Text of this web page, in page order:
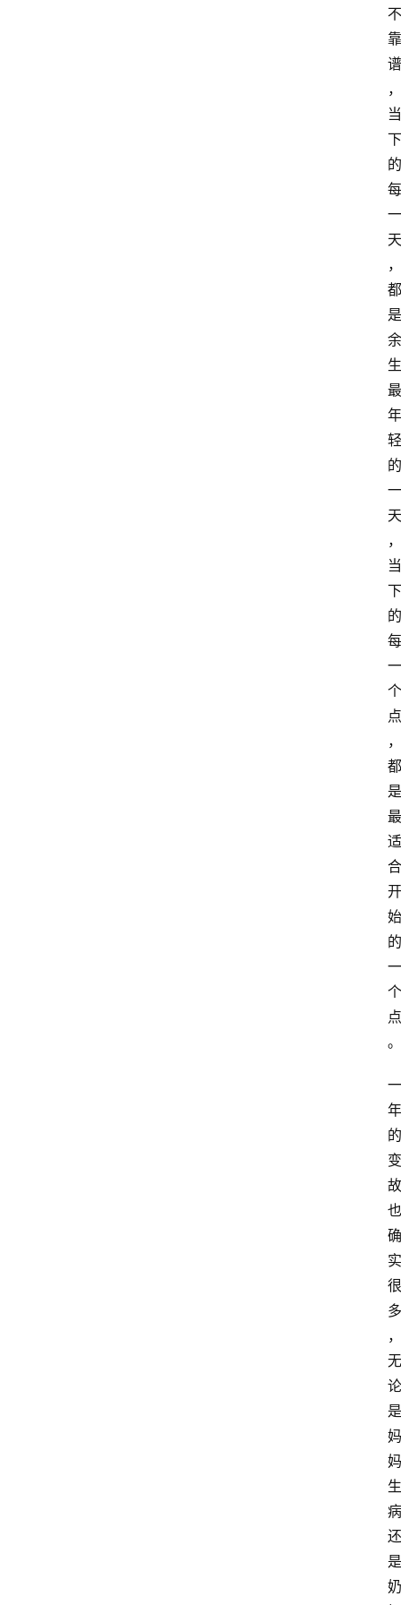
不
靠
谱
，
当
下
的
每
一
天
，
都
是
余
生
最
年
轻
的
一
天
，
当
下
的
每
一
个
点
，
都
是
最
适
合
开
始
的
一
个
点
。
一
年
的
变
故
也
确
实
很
多
，
无
论
是
妈
妈
生
病
还
是
奶